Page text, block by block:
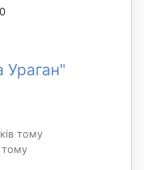
Ураган"
тому
тому